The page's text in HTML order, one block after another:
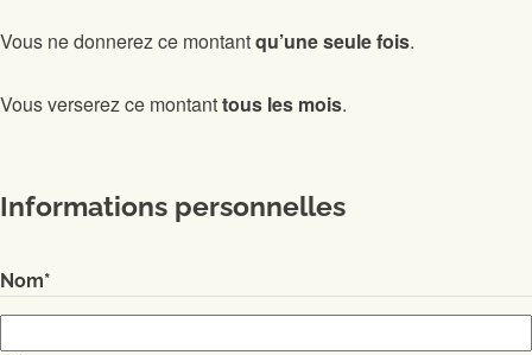
Vous ne donnerez ce montantqu’une seule fois.
Vous verserez ce montanttous les mois.
Informations personnelles
Nom*